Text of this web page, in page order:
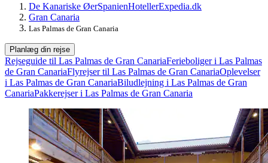
De Kanariske ØerSpanienHotellerExpedia.dk
Gran Canaria
Las Palmas de Gran Canaria
Planlæg din rejse
Rejseguide til Las Palmas de Gran CanariaFerieboliger i Las Palmas
de Gran CanariaFlyrejser til Las Palmas de Gran CanariaOplevelser
i Las Palmas de Gran CanariaBiludlejning i Las Palmas de Gran
CanariaPakkerejser i Las Palmas de Gran Canaria